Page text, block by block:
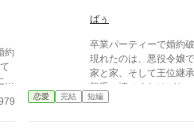
約
入
ばぅ
卒業パーティーで婚約破棄。 しかし、その
現れたのは、悪役令嬢
家と家、そして王位継
勝手に壊せるわけがな
通していただこうか」
恋愛 完結 短編